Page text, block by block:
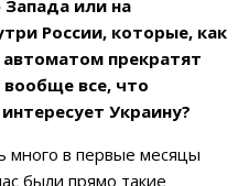
или на
России, которые, как
прекратят
вообще все, что
Украину?
много в первые месяцы
были прямо такие